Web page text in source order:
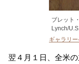
ブレット
Lynch/
ギャラリ
翌４月１日、全米の